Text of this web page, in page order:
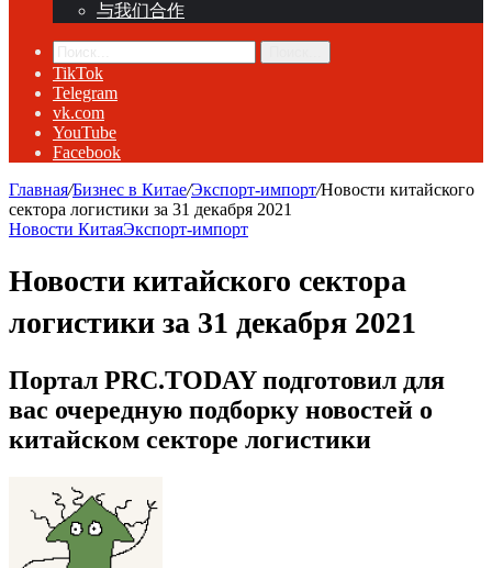
与我们合作
TikTok
Telegram
vk.com
YouTube
Facebook
Главная/Бизнес в Китае/Экспорт-импорт/Новости китайского
сектора логистики за 31 декабря 2021
Новости КитаяЭкспорт-импорт
Новости китайского сектора
логистики за 31 декабря 2021
Портал PRC.TODAY подготовил для
вас очередную подборку новостей о
китайском секторе логистики